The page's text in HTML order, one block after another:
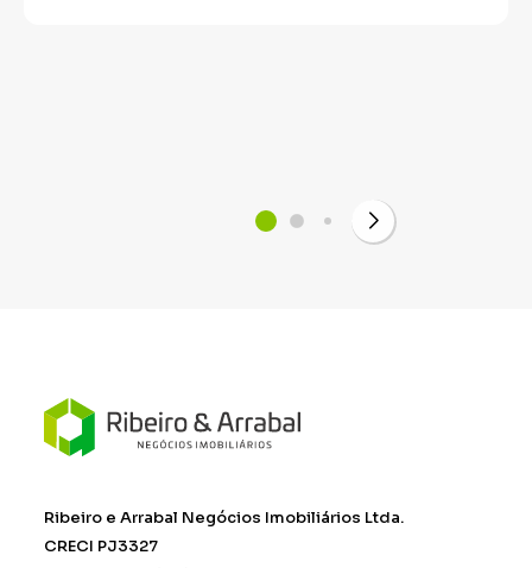
Ribeiro e Arrabal Negócios Imobiliários Ltda.
CRECI PJ3327